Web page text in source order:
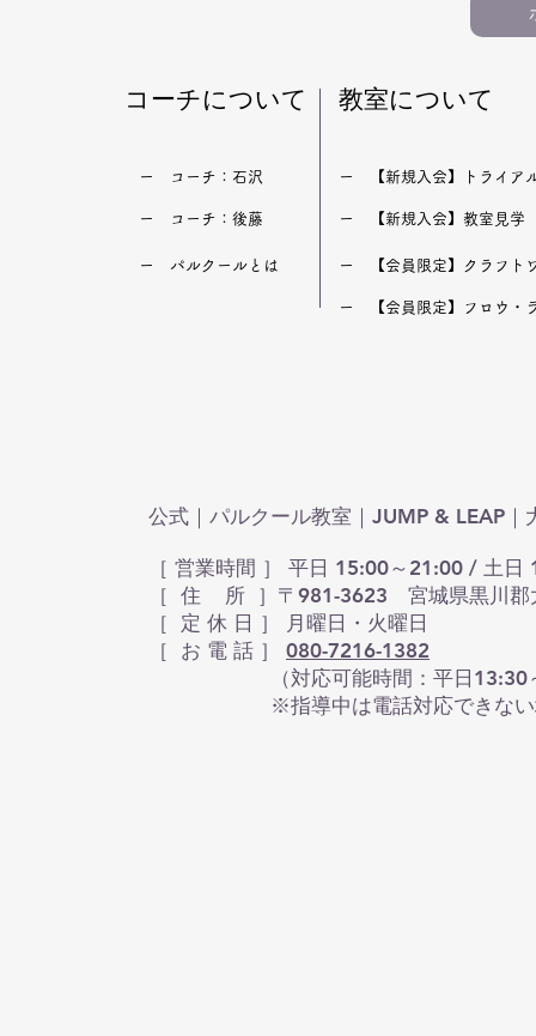
​コーチについて ​教室について
​ー コーチ：石沢 ー 【新規入会】トライア
​ー コーチ：後藤 ​ー 【新規入会】教室見学
​ー パルクールとは ー 【会員限定】クラフト
ー 【会員限定】フロウ・
公式｜パルクール教室｜JUMP & LEAP｜
［ 営業時間 ］ 平日 15:00～21:00 / 土日
［ 住 所 ］〒981-3623 宮城県黒川郡
​［ 定 休 日 ］ 月曜日・火曜日
［ お 電 話 ］ 080-7216-1382
（対応可能時間：平日13:30～
※指導中は電話対応できない場合